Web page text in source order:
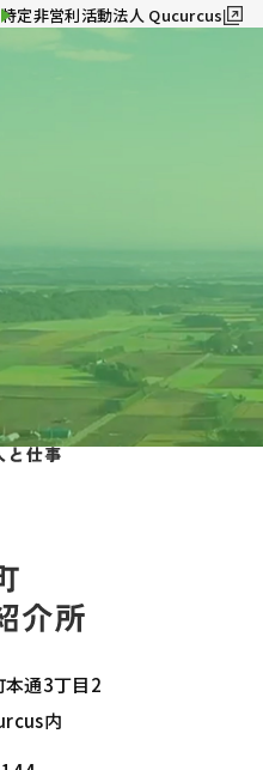
特定非営利活動法人 Qucurcus
本通3丁目2
内